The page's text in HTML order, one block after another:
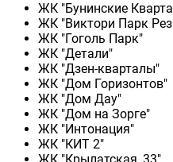
ЖК "Бунинские
ЖК "Виктори Парк
ЖК "Гоголь Парк"
ЖК "Детали"
ЖК "Дзен-кварталы"
ЖК "Дом Горизонтов"
ЖК "Дом Дау"
ЖК "Дом на Зорге"
ЖК "Интонация"
ЖК "КИТ 2"